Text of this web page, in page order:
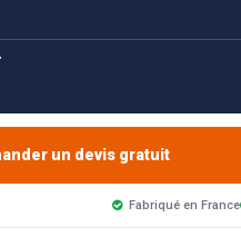
un devis gratuit
Fabriqué en France